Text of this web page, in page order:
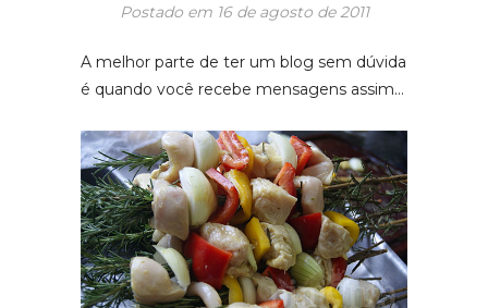
Postado em 16 de agosto de 2011
A melhor parte de ter um blog sem dúvida
é quando você recebe mensagens assim…